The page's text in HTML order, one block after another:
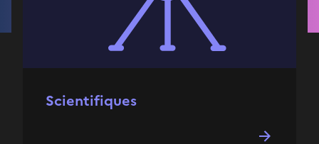
Scientifiques